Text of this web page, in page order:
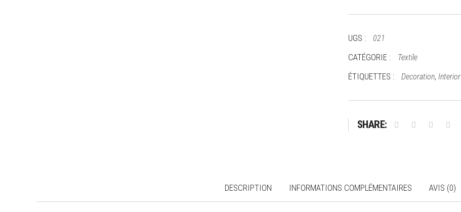
UGS : 021
CATÉGORIE : Textile
ÉTIQUETTES : Decoration, Interior
SHARE:
DESCRIPTION INFORMATIONS COMPLÉMENTAIRES AVIS (0)